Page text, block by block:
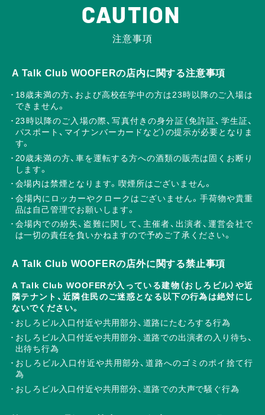
CAUTION
注意事項
A Talk Club WOOFERの店内に関する注意事項
18歳未満の方、および高校在学中の方は23時以降のご入場は
できません。
23時以降のご入場の際、写真付きの身分証（免許証、学生証、
パスポート、マイナンバーカードなど）の提示が必要となりま
す。
20歳未満の方、車を運転する方への酒類の販売は固くお断り
します。
会場内は禁煙となります。喫煙所はございません。
会場内にロッカーやクロークはございません。手荷物や貴重
品は自己管理でお願いします。
会場内での紛失、盗難に関して、主催者、出演者、運営会社で
は一切の責任を負いかねますので予めご了承ください。
A Talk Club WOOFERの店外に関する禁止事項
A Talk Club WOOFERが入っている建物（おしろビル）や近
隣テナント、近隣住民のご迷惑となる以下の行為は絶対にし
ないでください。
おしろビル入口付近や共用部分、道路にたむろする行為
おしろビル入口付近や共用部分、道路での出演者の入り待ち、
出待ち行為
おしろビル入口付近や共用部分、道路へのゴミのポイ捨て行
為
おしろビル入口付近や共用部分、道路での大声で騒ぐ行為